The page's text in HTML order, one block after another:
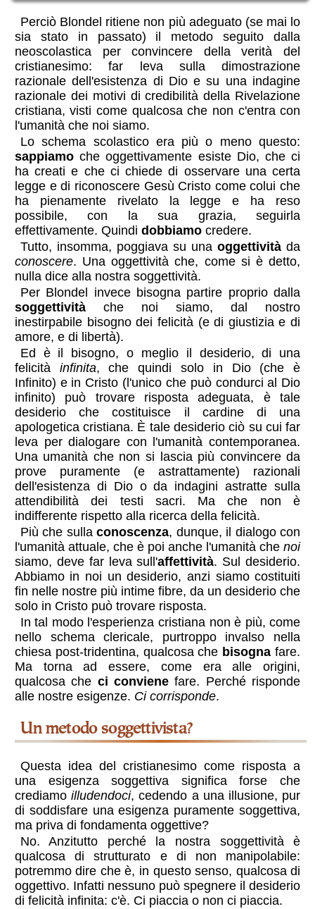
Perciò Blondel ritiene non più adeguato (se mai lo
sia stato in passato) il metodo seguito dalla
neoscolastica per convincere della verità del
cristianesimo: far leva sulla dimostrazione
razionale dell'esistenza di Dio e su una indagine
razionale dei motivi di credibilità della Rivelazione
cristiana, visti come qualcosa che non c'entra con
l'umanità che noi siamo.
Lo schema scolastico era più o meno questo:
sappiamoche oggettivamente esiste Dio, che ci
ha creati e che ci chiede di osservare una certa
legge e di riconoscere Gesù Cristo come colui che
ha pienamente rivelato la legge e ha reso
possibile, con la sua grazia, seguirla
effettivamente. Quindi dobbiamocredere.
Tutto, insomma, poggiava su unaoggettività da
conoscere. Una oggettività che, come si è detto,
nulla dice alla nostra soggettività.
Per Blondel invece bisogna partire proprio dalla
soggettivitàche noi siamo, dal nostro
inestirpabile bisogno dei felicità (e di giustizia e di
amore, e di libertà).
Ed è il bisogno, o meglio il desiderio, di una
felicità infinita, che quindi solo in Dio (che è
Infinito) e in Cristo (l'unico che può condurci al Dio
infinito) può trovare risposta adeguata, è tale
desiderio che costituisce il cardine di una
apologetica cristiana. È tale desiderio ciò su cui far
leva per dialogare con l'umanità contemporanea.
Una umanità che non si lascia più convincere da
prove puramente (e astrattamente) razionali
dell'esistenza di Dio o da indagini astratte sulla
attendibilità dei testi sacri. Ma che non è
indifferente rispetto alla ricerca della felicità.
Più che sullaconoscenza, dunque, il dialogo con
l'umanità attuale, che è poi anche l'umanità chenoi
siamo, deve far leva sull'affettività. Sul desiderio.
Abbiamo in noi un desiderio, anzi siamo costituiti
fin nelle nostre più intime fibre, da un desiderio che
solo in Cristo può trovare risposta.
In tal modo l'esperienza cristiana non è più, come
nello schema clericale, purtroppo invalso nella
chiesa post-tridentina, qualcosa che bisogna fare.
Ma torna ad essere, come era alle origini,
qualcosa che ci conviene fare. Perché risponde
alle nostre esigenze. Ci corrisponde.
Un metodo soggettivista?
Questa idea del cristianesimo come risposta a
una esigenza soggettiva significa forse che
crediamoilludendoci, cedendo a una illusione, pur
di soddisfare una esigenza puramente soggettiva,
ma priva di fondamenta oggettive?
No. Anzitutto perché la nostra soggettività è
qualcosa di strutturato e di non manipolabile:
potremmo dire che è, in questo senso, qualcosa di
oggettivo. Infatti nessuno può spegnere il desiderio
di felicità infinita: c'è. Ci piaccia o non ci piaccia.